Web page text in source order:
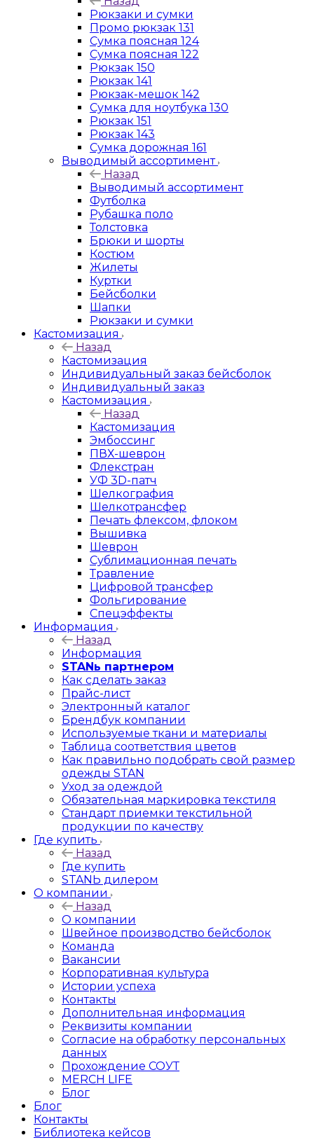
Рюкзаки и сумки
Промо рюкзак 131
Сумка поясная 124
Сумка поясная 122
Рюкзак 150
Рюкзак 141
Рюкзак-мешок 142
Сумка для ноутбука 130
Рюкзак 151
Рюкзак 143
Сумка дорожная 161
Выводимый ассортимент
Назад
Выводимый ассортимент
Футболка
Рубашка поло
Толстовка
Брюки и шорты
Костюм
Жилеты
Куртки
Бейсболки
Шапки
Рюкзаки и сумки
Кастомизация
Назад
Кастомизация
Индивидуальный заказ бейсболок
Индивидуальный заказ
Кастомизация
Назад
Кастомизация
Эмбоссинг
ПВХ-шеврон
Флекстран
УФ 3D-патч
Шелкография
Шелкотрансфер
Печать флексом, флоком
Вышивка
Шеврон
Сублимационная печать
Травление
Цифровой трансфер
Фольгирование
Спецэффекты
Информация
Назад
Информация
STANь партнером
Как сделать заказ
Прайс-лист
Электронный каталог
Брендбук компании
Используемые ткани и материалы
Таблица соответствия цветов
Как правильно подобрать свой размер
одежды STAN
Уход за одеждой
Обязательная маркировка текстиля
Стандарт приемки текстильной
продукции по качеству
Где купить
Назад
Где купить
STANЬ дилером
О компании
Назад
О компании
Швейное производство бейсболок
Команда
Вакансии
Корпоративная культура
Истории успеха
Контакты
Дополнительная информация
Реквизиты компании
Согласие на обработку персональных
данных
Прохождение СОУТ
MERCH LIFE
Блог
Блог
Контакты
Библиотека кейсов